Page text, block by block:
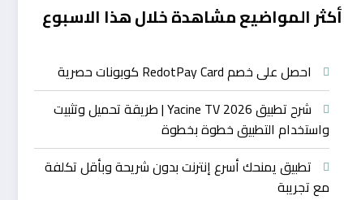
أكثر المواضيع مشاهدة خلال هذا الاسبوع
احصل على خصم RedotPay Card كوبونات حصرية
شرح تطبيق Yacine TV 2026 | طريقة تحميل وتثبيت
واستخدام التطبيق خطوة بخطوة
تطبيق يمنحك أسرع إنترنت بدون شريحة وبأقل تكلفة
مع تجريبة